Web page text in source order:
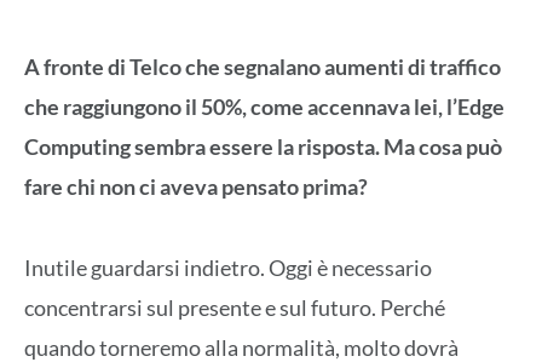
A fronte di Telco che segnalano aumenti di traffico
che raggiungono il 50%, come accennava lei, l’Edge
Computing sembra essere la risposta. Ma cosa può
fare chi non ci aveva pensato prima?
Inutile guardarsi indietro. Oggi è necessario
concentrarsi sul presente e sul futuro. Perché
quando torneremo alla normalità, molto dovrà